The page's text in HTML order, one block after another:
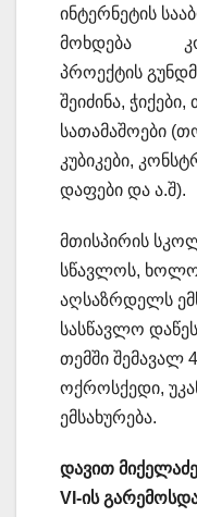
ინტერნეტის
მოხდება
პროექტის
შეიძინა,
სათამაშოები
კუბიკები,
დაფები და ა.შ).
მთისპირის
სწავლოს, ხოლო
აღსაზრდელს
სასწავლო
თემში შემავალ
ოქროსქედი,
ემსახურება.
დავით
VI-ის